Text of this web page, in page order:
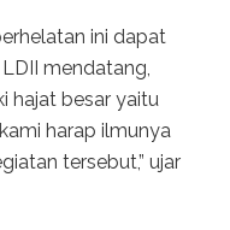
ini dapat
mendatang,
hajat besar yaitu
harap ilmunya
tersebut,” ujar